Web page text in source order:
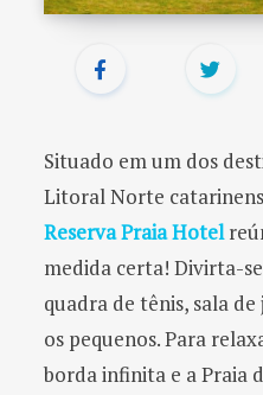
Situado em um dos
Litoral Norte
Reserva Praia Hotel
medida certa! Divirta-
quadra de tênis, sala
os pequenos. Para
borda infinita e a Praia